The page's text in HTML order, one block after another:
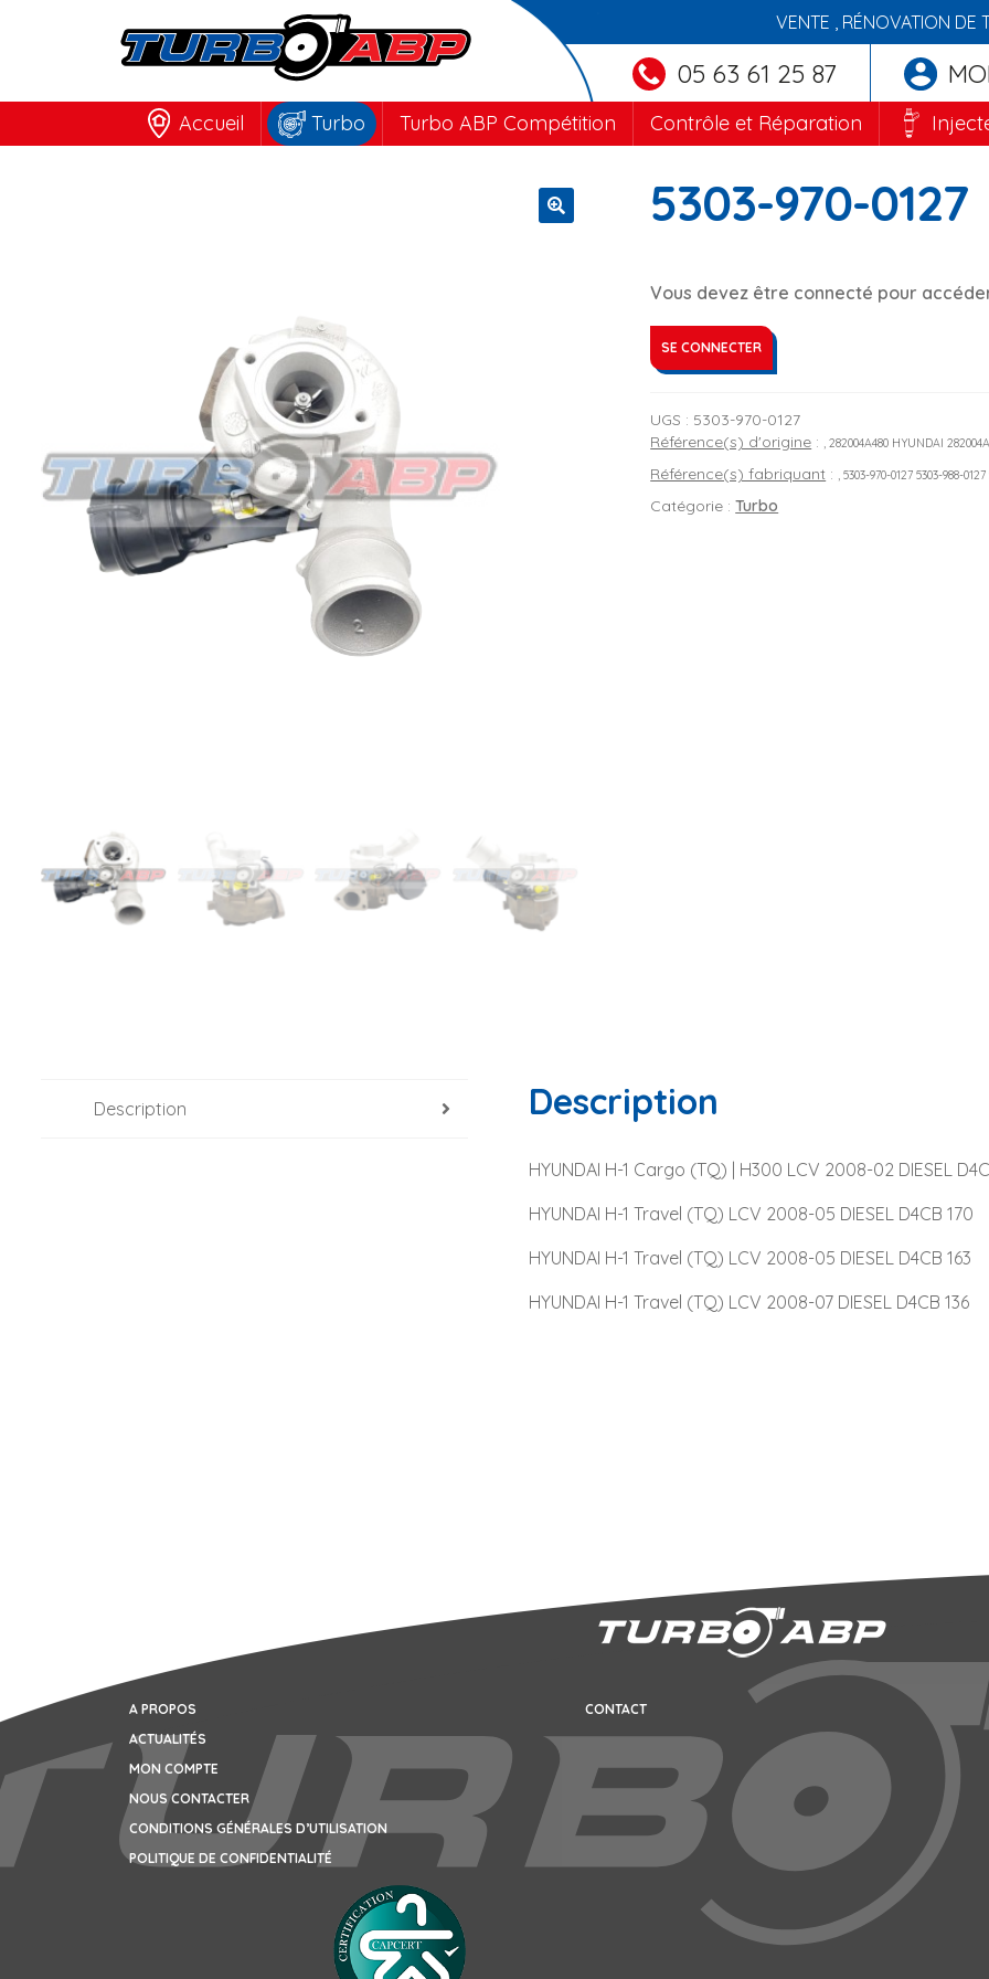
VENTE , RÉNOVATION DE
05 63 61 25 87
Accueil Turbo Turbo ABP Compétition Contrôle et Réparation
5303-970-0127
Vous devez être connecté pour
SE CONNECTER
UGS : 5303-970-0127
Référence(s) d'origine : , 282004A480 HYUNDAI
Référence(s) fabriquant : , 5303-970-0127 5303-988-
Catégorie :Turbo
Description Description
HYUNDAI H-1 Cargo (TQ) | H300 LCV 2008-02 DIESEL
HYUNDAI H-1 Travel (TQ) LCV 2008-05 DIESEL D4CB 170
HYUNDAI H-1 Travel (TQ) LCV 2008-05 DIESEL D4CB 163
HYUNDAI H-1 Travel (TQ) LCV 2008-07 DIESEL D4CB 136
A PROPOS
ACTUALITÉS
MON COMPTE
NOUS CONTACTER
CONDITIONS GÉNÉRALES D’UTILISATION
POLITIQUE DE CONFIDENTIALITÉ
CONTACT